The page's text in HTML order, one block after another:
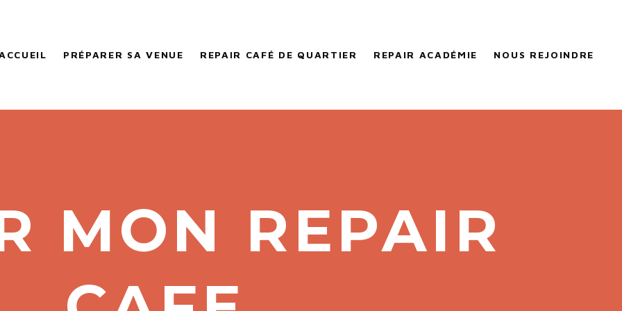
PRÉPARER SA VENUE REPAIR CAFÉ DE QUARTIER REPAIR ACADÉMIE NOUS REJOINDRE
MON REPAIR